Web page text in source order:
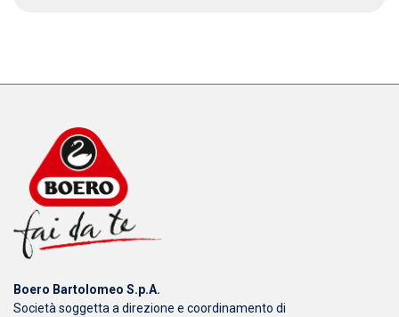
Boero Bartolomeo S.p.A.
Società soggetta a direzione e coordinamento di